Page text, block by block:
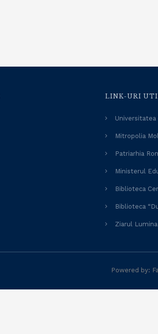
LINK-URI
Universitatea
Mitropolia
Patriarhia
Ministerul
Biblioteca
Biblioteca
Ziarul Lumina
Powered by: